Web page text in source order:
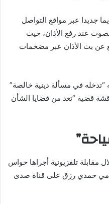
جديدا عبر مواقع التواصل
عند رفع الأذان، حيث
عن بث الأذان عبر مضخمات
“تدخله في مسألة دينية خالصة”
قضية “تعد من قضايا الشأن
مقابلة تلفزيونية أجراها حواس
حمدي رزق على قناة صدى